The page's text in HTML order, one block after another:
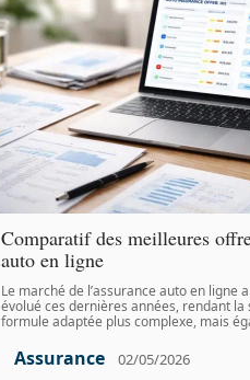
Comparatif des meilleures
auto en ligne
Le marché de l’assurance auto en ligne
évolué ces dernières années, rendant la
formule adaptée plus complexe, mais
Assurance 02/05/2026